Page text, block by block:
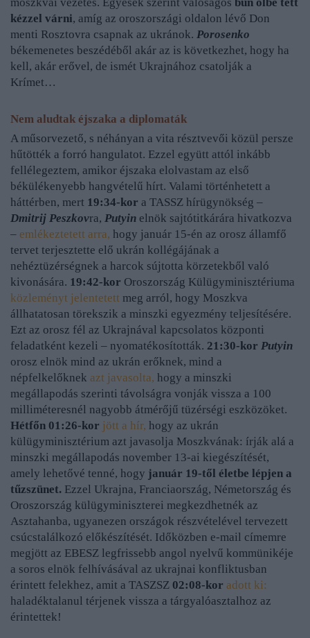
kézzel várni, amíg az oroszországi oldalon lévő Don
menti Rosztovra csapnak az ukránok. Porosenko
békemenetes beszédéből akár az is következhet, hogy ha
kell, akár erővel, de ismét Ukrajnához csatolják a
Krímet…
Nem aludtak éjszaka a diplomaták
A műsorvezető, s néhányan a vita résztvevői közül persze
hűtötték a forró hangulatot. Ezzel együtt attól inkább
fellélegeztem, amikor éjszaka elolvastam az első
békülékenyebb hangvételű hírt. Valami történhetett a
háttérben, mert 19:34-kor a TASSZ hírügynökség –
Dmitrij Peszkovra, Putyin elnök sajtótitkárára hivatkozva
– emlékeztetett arra, hogy január 15-én az orosz államfő
tervet terjesztette elő ukrán kollégájának a
nehéztüzérségnek a harcok sújtotta körzetekből való
kivonására. 19:42-kor Oroszország Külügyminisztériuma
közleményt jelentetett meg arról, hogy Moszkva
állhatatosan törekszik a minszki egyezmény teljesítésére.
Ezt az orosz fél az Ukrajnával kapcsolatos központi
feladatként kezeli – nyomatékosították. 21:30-kor Putyin
orosz elnök mind az ukrán erőknek, mind a
népfelkelőknek azt javasolta, hogy a minszki
megállapodás szerinti távolságra vonják vissza a 100
milliméteresnél nagyobb átmérőjű tüzérségi eszközöket.
Hétfőn 01:26-kor jött a hír, hogy az ukrán
külügyminisztérium azt javasolja Moszkvának: írják alá a
minszki megállapodás november 13-ai kiegészítését,
amely lehetővé tenné, hogy január 19-től életbe lépjen a
tűzszünet. Ezzel Ukrajna, Franciaország, Németország és
Oroszország külügyminiszterei megkezdhetnék az
Asztahanba, ugyanezen országok részvételével tervezett
csúcstalálkozó előkészítését. Időközben e-mail címemre
megjött az EBESZ legfrissebb angol nyelvű kommünikéje
a soros elnök felhívásával az ukrajnai konfliktusban
érintett felekhez, amit a TASZSZ 02:08-kor adott ki:
haladéktalanul térjenek vissza a tárgyalóasztalhoz az
érintettek!